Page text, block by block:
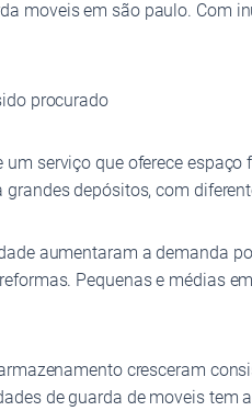
moveis em são paulo. Com
procurado
serviço que oferece
depósitos, com
aumentaram a demanda
Pequenas e médias
cresceram
de guarda de moveis